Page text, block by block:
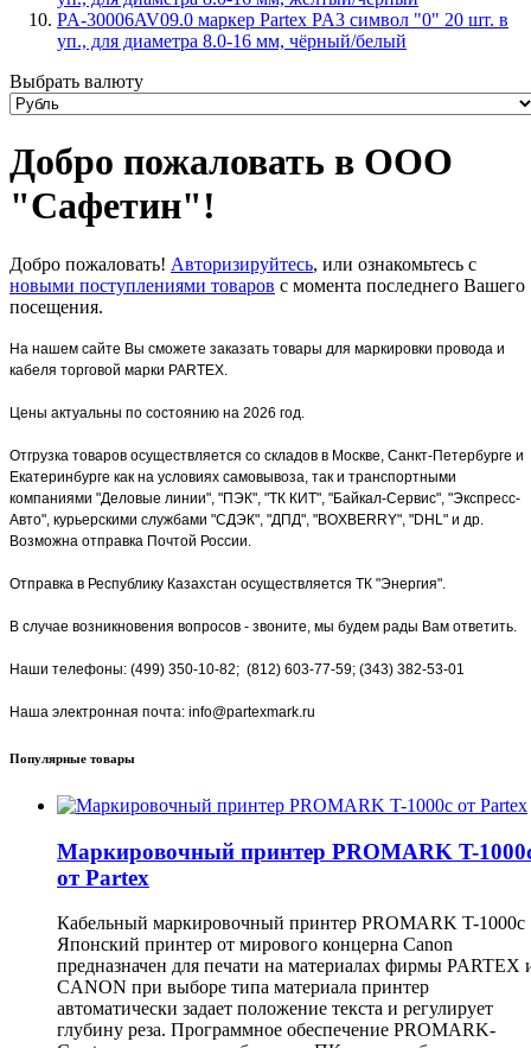
PA-30006AV09.0 маркер Partex PA3 символ "0" 20 шт. в
уп., для диаметра 8.0-16 мм, чёрный/белый
Выбрать валюту
Добро пожаловать в ООО
"Сафетин"!
Добро пожаловать! Авторизируйтесь, или ознакомьтесь с
новыми поступлениями товаров с момента последнего Вашего
посещения.
На нашем сайте Вы сможете заказать товары для маркировки провода и
кабеля торговой марки PARTEX.
Цены актуальны по состоянию на 2026 год.
Отгрузка товаров осуществляется со складов в Москве, Санкт-Петербурге и
Екатеринбурге как на условиях самовывоза, так и транспортными
компаниями "Деловые линии", "ПЭК", "ТК КИТ", "Байкал-Сервис", "Экспресс-
Авто", курьерскими службами "СДЭК", "ДПД", "BOXBERRY", "DHL" и др.
Возможна отправка Почтой России.
Отправка в Республику Казахстан осуществляется ТК "Энергия".
В случае возникновения вопросов - звоните, мы будем рады Вам ответить.
Наши телефоны: (499) 350-10-82; (812) 603-77-59; (343) 382-53-01
Наша электронная почта: info@partexmark.ru
Популярные товары
Маркировочный принтер PROMARK T-
от Partex
Кабельный маркировочный принтер PROMARK T-1000c
Японский принтер от мирового концерна Canon
предназначен для печати на материалах фирмы PARTEX
CANON при выборе типа материала принтер
автоматически задает положение текста и регулирует
глубину реза. Программное обеспечение PROMARK-